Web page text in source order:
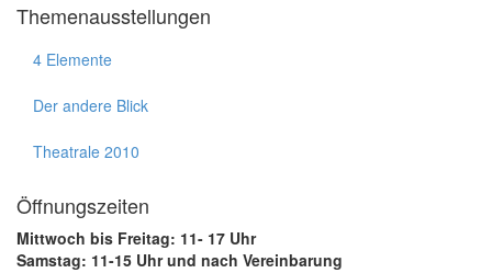
Themenausstellungen
4 Elemente
Der andere Blick
Theatrale 2010
Öffnungszeiten
Mittwoch bis Freitag: 11- 17 Uhr
Samstag: 11-15 Uhr und nach Vereinbarung